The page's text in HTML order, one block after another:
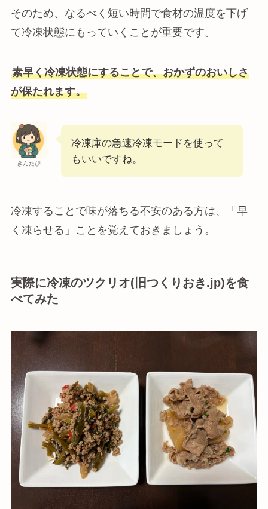
そのため、なるべく短い時間で食材の温度を下げ
て冷凍状態にもっていくことが重要です。
素早く冷凍状態にすることで、おかずのおいしさ
が保たれます。
きんたぴ
冷凍庫の急速冷凍モードを使って
もいいですね。
冷凍することで味が落ちる不安のある方は、「早
く凍らせる」ことを覚えておきましょう。
実際に冷凍のツクリオ(旧つくりおき.jp)を食
べてみた